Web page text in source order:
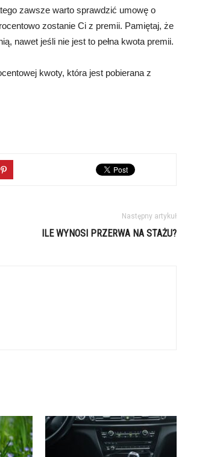
zawsze warto sprawdzić umowę o
zostanie Ci z premii. Pamiętaj, że
nawet jeśli nie jest to pełna kwota premii.
kwoty, która jest pobierana z
Następny artykuł
ILE WYNOSI PRZERWA NA STAŻU?